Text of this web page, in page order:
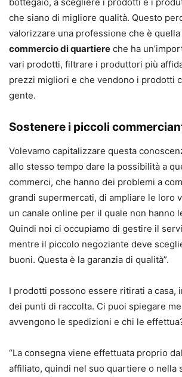
che siano di migliore qualità. Questo
valorizzare una professione che è quella
commercio di quartiere che ha
vari prodotti, filtrare i produttori più
prezzi migliori e che vendono i prodotti
gente.
Sostenere i piccoli
Volevamo capitalizzare questa
allo stesso tempo dare la possibilità a
commerci, che hanno dei problemi a
grandi supermercati, di ampliare le loro
un canale online per il quale non hanno
Quindi noi ci occupiamo di gestire il
mentre il piccolo negoziante deve
buoni. Questa è la garanzia di qualità”.
I prodotti possono essere ritirati a casa,
dei punti di raccolta. Ci puoi spiegare
avvengono le spedizioni e chi le
“La consegna viene effettuata proprio
affiliato, quindi nel suo quartiere o nella